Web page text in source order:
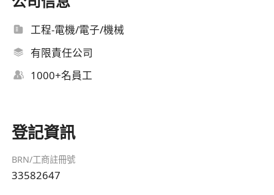
工程-電機/電子/機械
有限責任公司
1000+名員工
登記資訊
BRN/工商註冊號
33582647